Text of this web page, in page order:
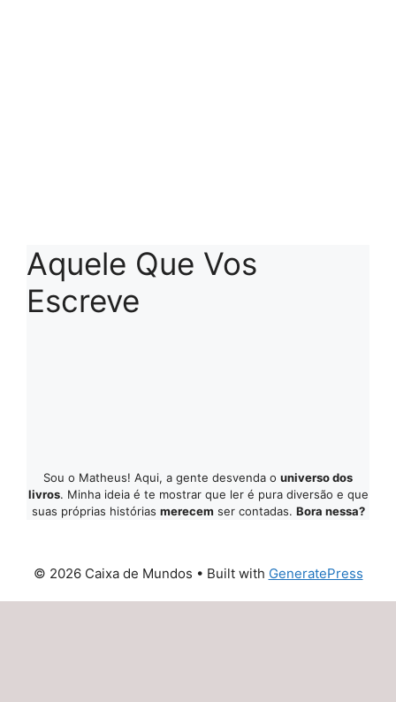
Aquele Que Vos
Escreve
Sou o Matheus! Aqui, a gente desvenda o universo dos
livros. Minha ideia é te mostrar que ler é pura diversão e que
suas próprias histórias merecem ser contadas. Bora nessa?
© 2026 Caixa de Mundos • Built with GeneratePress